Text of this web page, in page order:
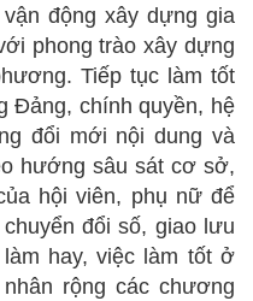
động xây dựng gia
phong trào xây dựng
Tiếp tục làm tốt
Đảng, chính quyền, hệ
đổi mới nội dung và
hướng sâu sát cơ sở,
hội viên, phụ nữ để
đổi số, giao lưu
hay, việc làm tốt ở
rộng các chương